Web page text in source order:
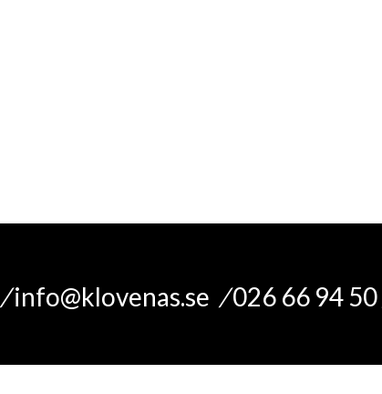
/info@klovenas.se /026 66 94 50